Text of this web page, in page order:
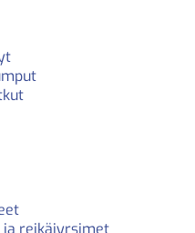
ja reikäjyrsimet